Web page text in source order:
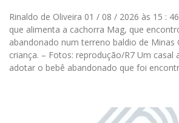
Rinaldo de Oliveira 01 / 08 / 2026 às 15 :
que alimenta a cachorra Mag, que
abandonado num terreno baldio de Minas
criança. – Fotos: reprodução/R7 Um casal
adotar o bebê abandonado que foi